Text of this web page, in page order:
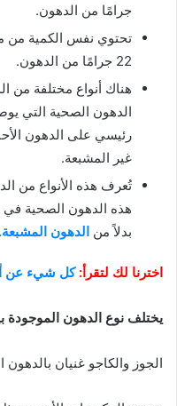
جرامًا من الدهون.
تحتوي نفس الكمية من
22 جرامًا من الدهون.
هناك أنواع مختلفة من
الدهون الصحية التي
رئيسي على الدهون
غير المشبعة.
تُعرف هذه الأنواع من
هذه الدهون الصحية في
بدلاً من الدهون المشبعة.
اخترنا لك لتقرأ:كل شيء عن
يختلف نوع الدهون الموجودة
الجوز والكاجو غنيان بالدهون